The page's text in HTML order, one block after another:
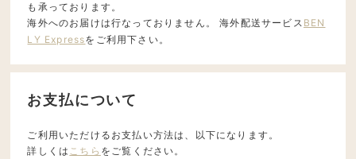
も承っております。
海外へのお届けは行なっておりません。 海外配送サービス BEN
LY Expressをご利用下さい。
お支払について
ご利用いただけるお支払い方法は、以下になります。
詳しくは こちら をご覧ください。